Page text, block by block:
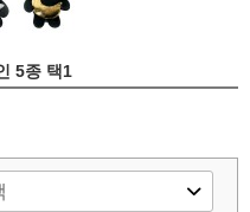
5종 택1